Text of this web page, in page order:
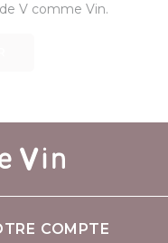
V comme Vin.
COMPTE